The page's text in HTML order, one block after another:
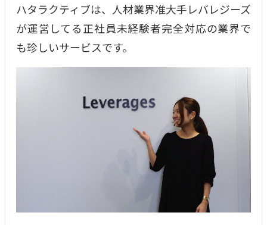
ハタラクティブは、人材業界准大手レバレジーズ
が運営してる正社員未経験者完全対応の業界で
も珍しいサービスです。